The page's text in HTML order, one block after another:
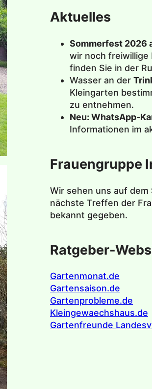
Aktuelles
Sommerfest 2026
wir noch freiwillige
finden Sie in der
Wasser an der
Kleingarten
zu entnehmen.
Neu: WhatsApp-
Informationen im
Frauengruppe
Wir sehen uns auf dem
nächste Treffen der
bekannt gegeben.
Ratgeber-
Gartenmonat.de
Gartensaison.de
Gartenprobleme.de
Kleingewaechshaus.de
Gartenfreunde